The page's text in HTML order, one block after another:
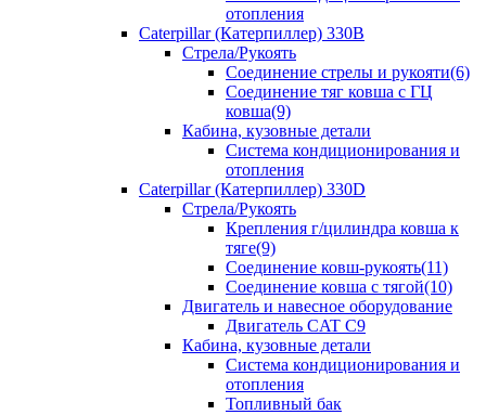
отопления
Caterpillar (Катерпиллер) 330B
Стрела/Рукоять
Соединение стрелы и рукояти(6)
Соединение тяг ковша с ГЦ
ковша(9)
Кабина, кузовные детали
Система кондиционирования и
отопления
Caterpillar (Катерпиллер) 330D
Стрела/Рукоять
Крепления г/цилиндра ковша к
тяге(9)
Соединение ковш-рукоять(11)
Соединение ковша с тягой(10)
Двигатель и навесное оборудование
Двигатель CAT C9
Кабина, кузовные детали
Система кондиционирования и
отопления
Топливный бак